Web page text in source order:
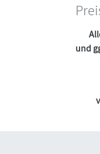
und